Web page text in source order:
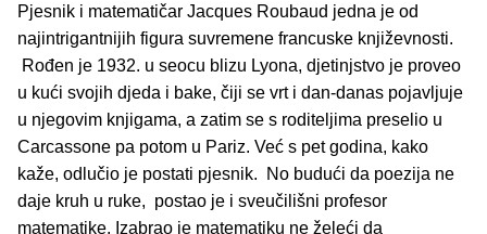
Pjesnik i matematičar Jacques Roubaud jedna je od
najintrigantnijih figura suvremene francuske književnosti.
Rođen je 1932. u seocu blizu Lyona, djetinjstvo je proveo
u kući svojih djeda i bake, čiji se vrt i dan-danas pojavljuje
u njegovim knjigama, a zatim se s roditeljima preselio u
Carcassone pa potom u Pariz. Već s pet godina, kako
kaže, odlučio je postati pjesnik. No budući da poezija ne
daje kruh u ruke, postao je i sveučilišni profesor
matematike. Izabrao je matematiku ne želeći da